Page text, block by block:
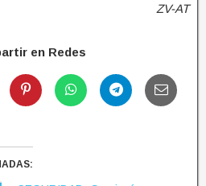
ZV-AT
en Redes